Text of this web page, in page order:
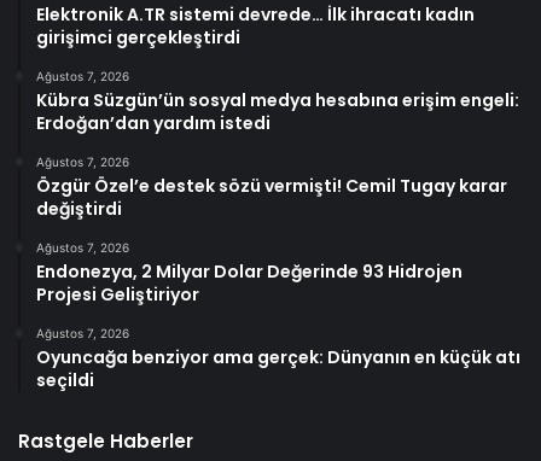
Elektronik A.TR sistemi devrede… İlk ihracatı kadın
girişimci gerçekleştirdi
Ağustos 7, 2026
Kübra Süzgün’ün sosyal medya hesabına erişim engeli:
Erdoğan’dan yardım istedi
Ağustos 7, 2026
Özgür Özel’e destek sözü vermişti! Cemil Tugay karar
değiştirdi
Ağustos 7, 2026
Endonezya, 2 Milyar Dolar Değerinde 93 Hidrojen
Projesi Geliştiriyor
Ağustos 7, 2026
Oyuncağa benziyor ama gerçek: Dünyanın en küçük atı
seçildi
Rastgele Haberler